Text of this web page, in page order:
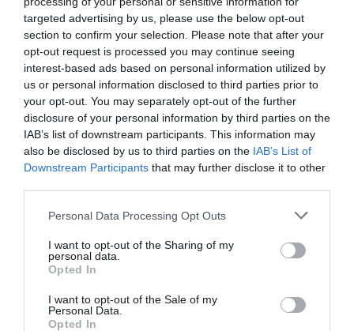
targeted advertising by us, please use the below opt-out
section to confirm your selection. Please note that after your
opt-out request is processed you may continue seeing
interest-based ads based on personal information utilized by
us or personal information disclosed to third parties prior to
your opt-out. You may separately opt-out of the further
disclosure of your personal information by third parties on the
IAB’s list of downstream participants. This information may
also be disclosed by us to third parties on the IAB’s List of
Downstream Participants that may further disclose it to other
Please note that this website/app uses one or more Google
not limited to your visit or usage behaviour. You may click to
grant or deny consent to Google and its third-party tags to
use your data for below specified purposes in below Google
consent section.
Personal Data Processing Opt Outs
I want to opt-out of the Sharing of my
personal data.
Opted In
I want to opt-out of the Sale of my
Personal Data.
Opted In
Probléma jelentése Te vagy a tulajdonos?